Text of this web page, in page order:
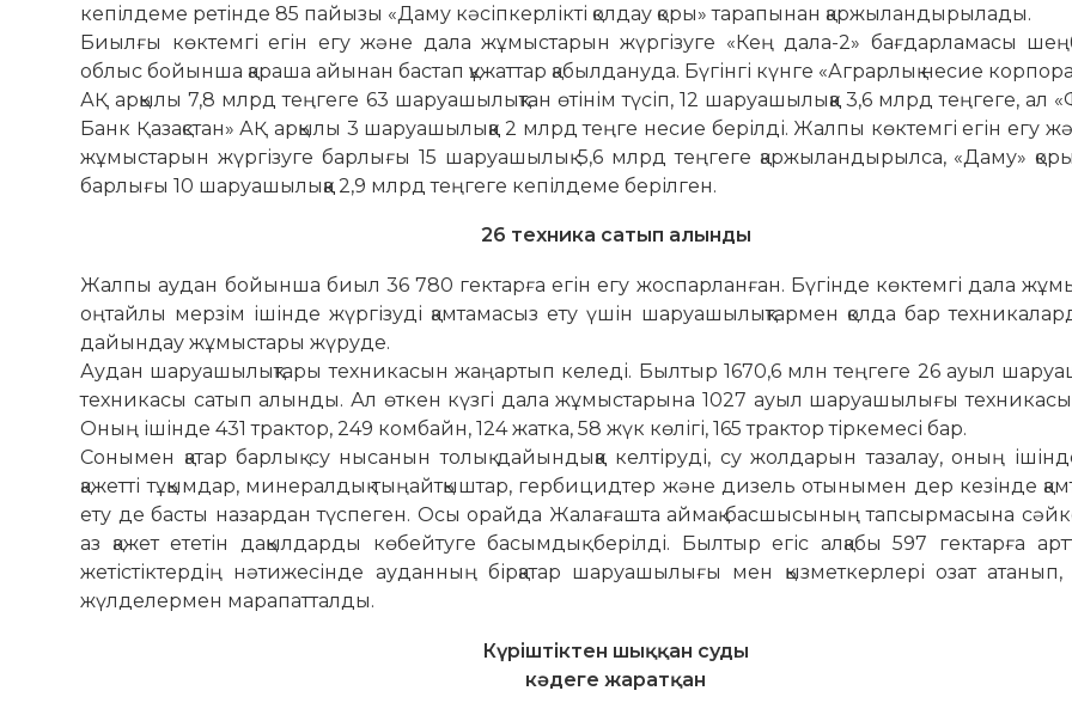
кепілдеме ретінде 85 пайызы «Даму кә­сіп­керлікті қолдау қоры» тарапынан қаржыландырылады.
Биылғы көктемгі егін егу және дала жұмыстарын жүргізуге «Кең дала-2» бағдарламасы
облыс бо­йынша қараша айынан бастап құ­жат­тар қабылдануда. Бүгінгі күнге «Аг­рар­лық несие
АҚ арқылы 7,8 млрд теңгеге 63 ша­руа­шы­лықтан өтінім түсіп, 12 ша­руа­шылыққа 3,6 млрд теңгеге, ал
Банк Қазақстан» АҚ арқылы 3 шаруа­шылыққа 2 млрд теңге несие берілді. Жалпы көктемгі егін егу
жұмыстарын жүргізуге барлығы 15 шаруашылық 5,6 млрд теңгеге қаржы­ландырылса, «Даму»
бар­лығы 10 шаруашылыққа 2,9 млрд тең­геге кепілдеме берілген.
26 техника сатып алынды
Жалпы аудан бойынша биыл 36 780 гектарға егін егу жоспарланған. Бүгінде көктемгі дала
оңтайлы мерзім ішінде жүргізуді қамта­масыз ету үшін шаруашылықтармен қолда бар
дайындау жұ­мыстары жүруде.
Аудан шаруа­шылықтары тех­ни­ка­сын жаңартып келеді. Былтыр 1670,6 млн теңгеге 26 ауыл
тех­ни­касы сатып алынды. Ал өткен күзгі дала жұмыстарына 1027 ауыл шаруашылығы техникасы
Оның ішінде 431 трактор, 249 комбайн, 124 жатка, 58 жүк көлігі, 165 трактор тіркемесі бар.
Сонымен қатар барлық су ны­санын толық дайын­дыққа келтіруді, су жолдарын таза­лау, оның
қажетті тұқымдар, мине­рал­дық тыңайт­қыштар, гербицидтер және ди­зель отыны­мен дер кезінде
ету де басты назардан түспеген. Осы орайда Жа­лағашта аймақ басшысының тапсырмасына
аз қажет ететін дақыл­дарды көбейтуге басымдық бе­рілді. Былтыр егіс алқабы 597 гек­тарға
жетістіктердің нәтижесінде ауданның бірқатар ша­руа­шылығы мен қыз­меткерлері озат
жүлделермен марапатталды.
Күріштіктен шыққан суды
кәдеге жаратқан